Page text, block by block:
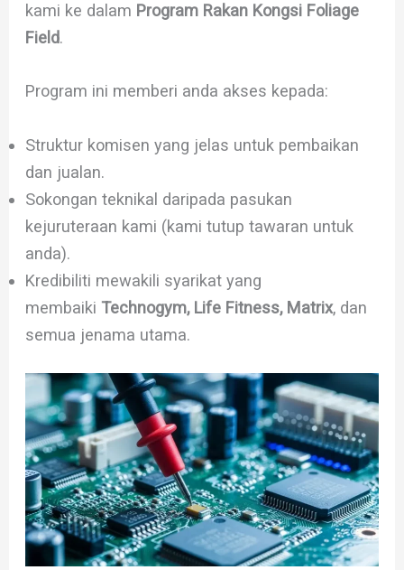
kami ke dalam Program Rakan Kongsi Foliage
Field.
Program ini memberi anda akses kepada:
Struktur komisen yang jelas untuk pembaikan
dan jualan.
Sokongan teknikal daripada pasukan
kejuruteraan kami (kami tutup tawaran untuk
anda).
Kredibiliti mewakili syarikat yang
membaiki Technogym, Life Fitness, Matrix, dan
semua jenama utama.